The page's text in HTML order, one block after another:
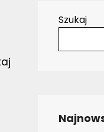
Szukaj